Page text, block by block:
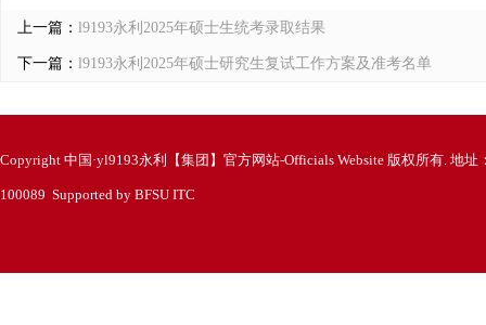
上一篇： l9193永利2025年硕士生统考录取结果
下一篇： l9193永利2025年硕士研究生复试工作方案及准考名单
Copyright 中国·yl9193永利【集团】官方网站-Officials Website 版权所有. 地
100089 Supported by BFSU ITC